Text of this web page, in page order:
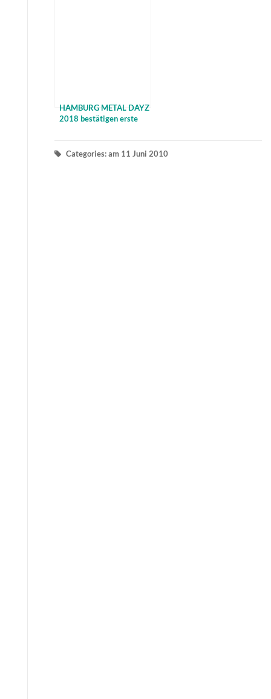
HAMBURG METAL DAYZ
2018 bestätigen erste
Categories: am 11 Juni 2010